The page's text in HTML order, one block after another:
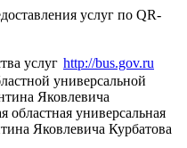
услуг по QR-
http://bus.gov.ru
универсальной
Яковлевича
областная универсальная
Яковлевича Курбатова